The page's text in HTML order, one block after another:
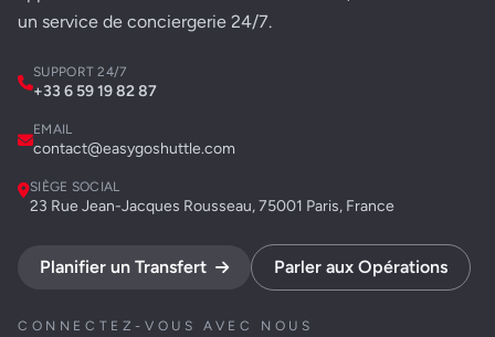
un service de conciergerie 24/7.
SUPPORT 24/7
+33 6 59 19 82 87
EMAIL
contact@easygoshuttle.com
SIÈGE SOCIAL
23 Rue Jean-Jacques Rousseau, 75001 Paris, France
Planifier un Transfert Parler aux Opérations
CONNECTEZ-VOUS AVEC NOUS